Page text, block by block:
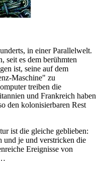
in einer Parallelwelt.
seit es dem berühmten
ist, seine auf dem
Maschine" zu
treiben die
und Frankreich haben
den kolonisierbaren Rest
ist die gleiche geblieben:
und je und verstricken die
Ereignisse von